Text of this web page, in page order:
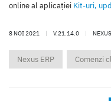
online al aplicaţiei Kit-uri,
8 NOI 2021 | V.21.14.0 |
Nexus ERP Comenzi